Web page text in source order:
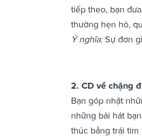
tiếp theo, bạn
thường hẹn hò,
Ý nghĩa:Sự đơn
2. CD về chặng
Bạn góp nhặt
những bài hát
thúc bằng trái tim